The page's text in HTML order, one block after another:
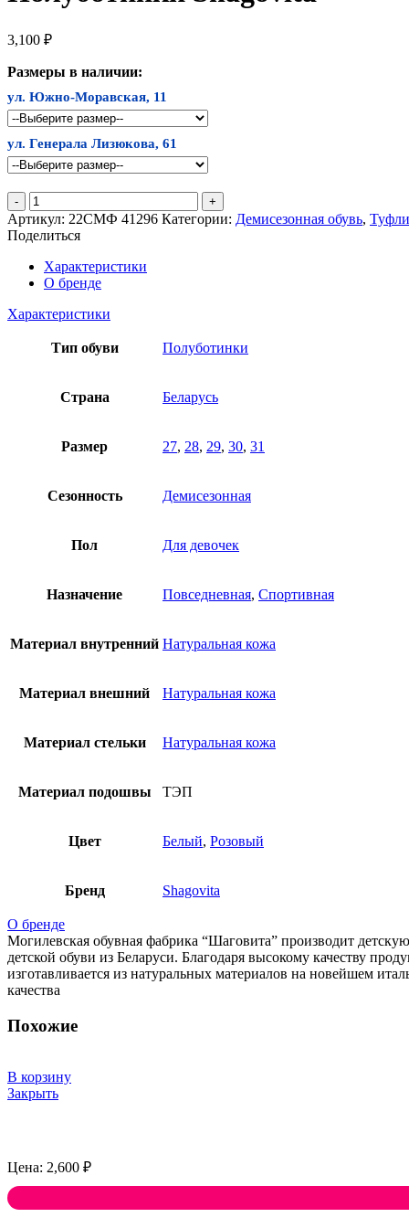
3,100 ₽
Размеры в наличии:
ул. Южно-Моравская, 11
ул. Генерала Лизюкова, 61
Количество
товара
Полуботинки
Shagovita
Артикул: 22СМФ 41296 Категории: Демисезонная обувь,
Поделиться
Характеристики
О бренде
Характеристики
Тип обуви Полуботинки
Страна Беларусь
Размер 27, 28, 29, 30, 31
Сезонность Демисезонная
Пол Для девочек
Назначение Повседневная, Спортивная
Материал внутренний Натуральная кожа
Материал внешний Натуральная кожа
Материал стельки Натуральная кожа
Материал подошвы ТЭП
Цвет Белый, Розовый
Бренд Shagovita
О бренде
Могилевская обувная фабрика “Шаговита” производит
детской обуви из Беларуси. Благодаря высокому качеству
изготавливается из натуральных материалов на новейшем
качества
Похожие
В корзину
Закрыть
2,600 ₽